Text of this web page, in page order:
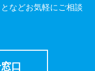
などお気軽にご相談
口